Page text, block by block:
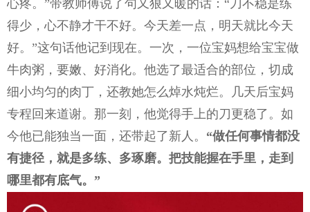
心疼。”带教师傅说了句又狠又暖的话：“刀不稳是练
得少，心不静才干不好。今天差一点，明天就比今天
好。”这句话他记到现在。一次，一位宝妈想给宝宝做
牛肉粥，要嫩、好消化。他选了最适合的部位，切成
细小均匀的肉丁，还教她怎么焯水炖烂。几天后宝妈
专程回来道谢。那一刻，他觉得手上的刀更稳了。如
今他已能独当一面，还带起了新人。 “做任何事情都没
有捷径，就是多练、多琢磨。把技能握在手里，走到
哪里都有底气。”